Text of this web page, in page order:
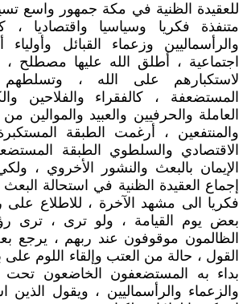
للعقيدة الظنية في مكة جمهور واسع
متنفذة فكريا وسياسيا واقتصاديا ،
والرأسماليين وزعماء القبائل وأولياء
اجتماعية ، أطلق الله عليها مصطلح ،
لاستكبارهم على الله ،
المستضعفة ، كالفقراء والفلاحين
العاملة والحرفيين والعبيد والموالين
والمنتفعين ، أرغمت الطبقة
الاقتصادي والسلطوي الطبقة
الإيمان بالبعث والنشور الأخروي ،
إجماع العقيدة الظنية في استحالة البعث
فكريا الى مشهد الآخرة ، للاطلاع
بعض يوم القيامة ، ولو ترى ، ترى
الظالمون موقوفون عند ربهم ، يرجع
القول ، حالة من العتب وإلقاء اللوم
بداء به المستضعفون الخاضعون تحت
والزعماء والرأسماليين ، ويقول الذين